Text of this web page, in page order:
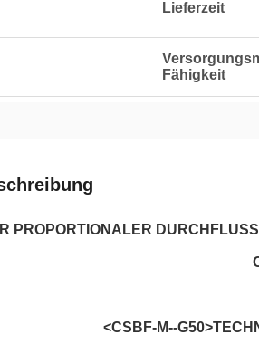
Lieferzeit
Fähigkeit
PROPORTIONALER
<CSBF-M--